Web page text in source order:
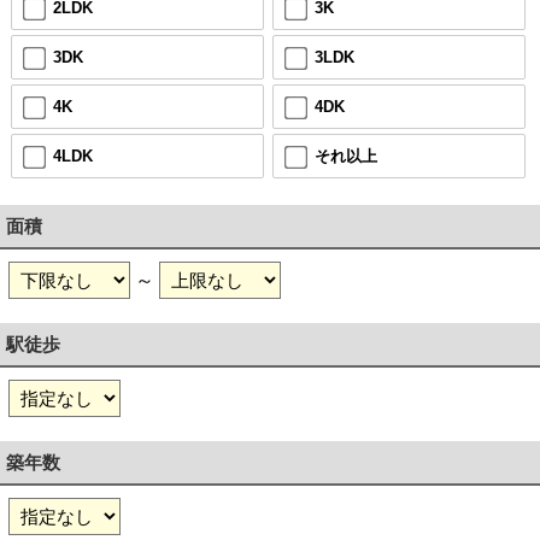
2LDK 3K
3DK 3LDK
4K 4DK
4LDK それ以上
面積
～
駅徒歩
築年数